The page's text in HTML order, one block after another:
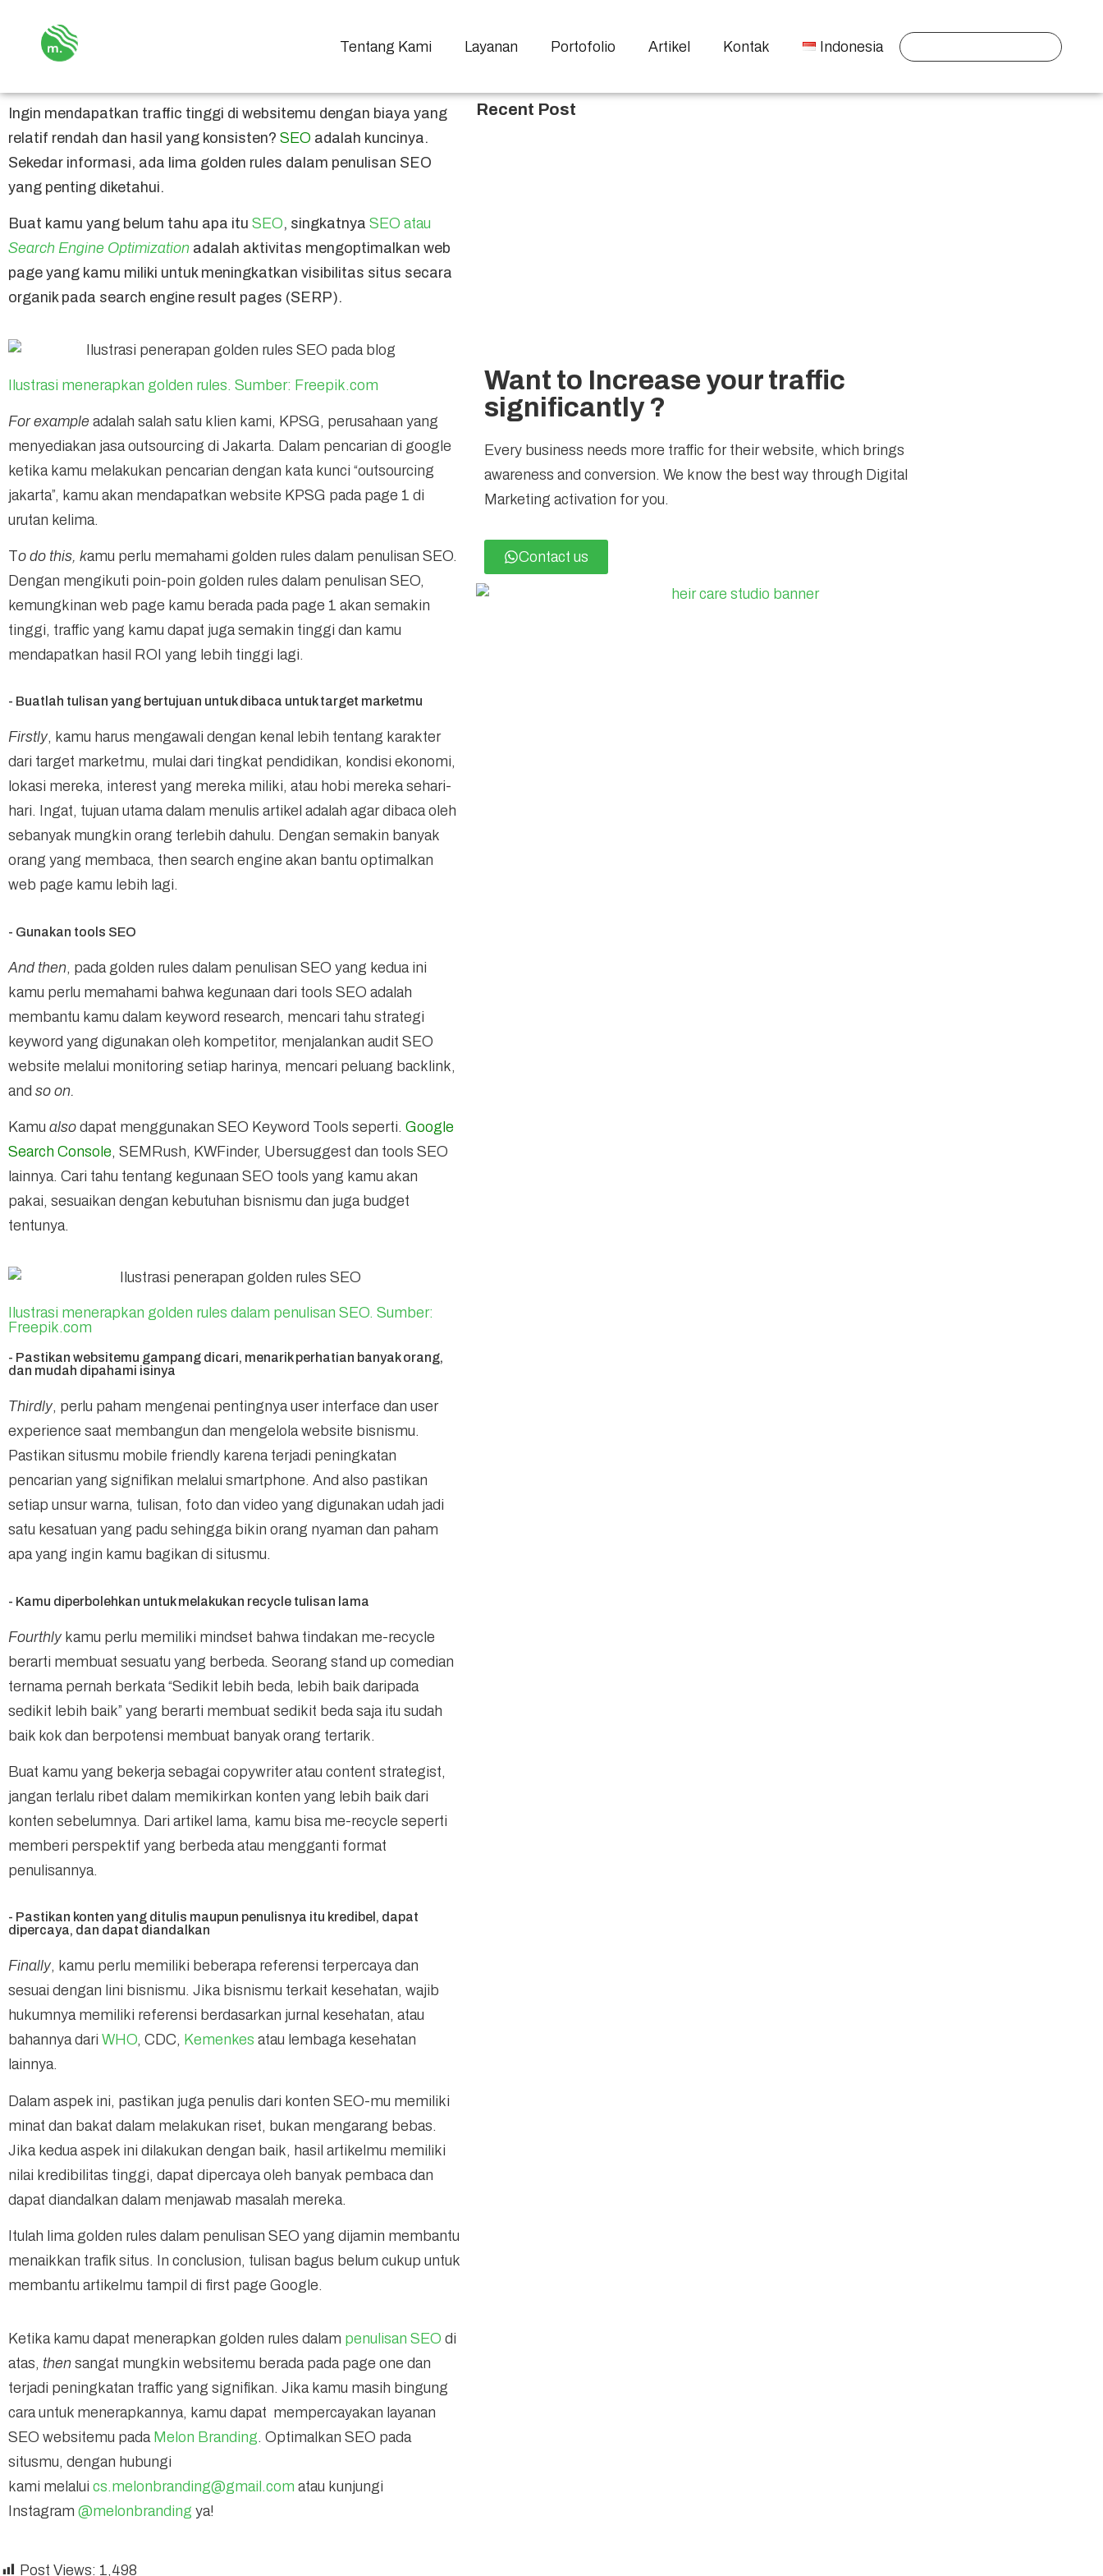
Tentang Kami Layanan Portofolio Artikel Kontak Indonesia
Ingin mendapatkan traffic tinggi di websitemu dengan biaya yang
relatif rendah dan hasil yang konsisten? SEO adalah kuncinya.
Sekedar informasi, ada lima golden rules dalam penulisan SEO
yang penting diketahui.
Buat kamu yang belum tahu apa itu SEO, singkatnya SEO atau
Search Engine Optimization adalah aktivitas mengoptimalkan web
page yang kamu miliki untuk meningkatkan visibilitas situs secara
organik pada search engine result pages (SERP).
Ilustrasi menerapkan golden rules. Sumber: Freepik.com
For example adalah salah satu klien kami, KPSG, perusahaan yang
menyediakan jasa outsourcing di Jakarta. Dalam pencarian di google
ketika kamu melakukan pencarian dengan kata kunci “outsourcing
jakarta”, kamu akan mendapatkan website KPSG pada page 1 di
urutan kelima.
To do this, kamu perlu memahami golden rules dalam penulisan SEO.
Dengan mengikuti poin-poin golden rules dalam penulisan SEO,
kemungkinan web page kamu berada pada page 1 akan semakin
tinggi, traffic yang kamu dapat juga semakin tinggi dan kamu
mendapatkan hasil ROI yang lebih tinggi lagi.
- Buatlah tulisan yang bertujuan untuk dibaca untuk target marketmu
Firstly, kamu harus mengawali dengan kenal lebih tentang karakter
dari target marketmu, mulai dari tingkat pendidikan, kondisi ekonomi,
lokasi mereka, interest yang mereka miliki, atau hobi mereka sehari-
hari. Ingat, tujuan utama dalam menulis artikel adalah agar dibaca oleh
sebanyak mungkin orang terlebih dahulu. Dengan semakin banyak
orang yang membaca, then search engine akan bantu optimalkan
web page kamu lebih lagi.
- Gunakan tools SEO
And then, pada golden rules dalam penulisan SEO yang kedua ini
kamu perlu memahami bahwa kegunaan dari tools SEO adalah
membantu kamu dalam keyword research, mencari tahu strategi
keyword yang digunakan oleh kompetitor, menjalankan audit SEO
website melalui monitoring setiap harinya, mencari peluang backlink,
and so on.
Kamu also dapat menggunakan SEO Keyword Tools seperti. Google
Search Console, SEMRush, KWFinder, Ubersuggest dan tools SEO
lainnya. Cari tahu tentang kegunaan SEO tools yang kamu akan
pakai, sesuaikan dengan kebutuhan bisnismu dan juga budget
tentunya.
Ilustrasi menerapkan golden rules dalam penulisan SEO. Sumber:
Freepik.com
- Pastikan websitemu gampang dicari, menarik perhatian banyak orang,
dan mudah dipahami isinya
Thirdly, perlu paham mengenai pentingnya user interface dan user
experience saat membangun dan mengelola website bisnismu.
Pastikan situsmu mobile friendly karena terjadi peningkatan
pencarian yang signifikan melalui smartphone. And also pastikan
setiap unsur warna, tulisan, foto dan video yang digunakan udah jadi
satu kesatuan yang padu sehingga bikin orang nyaman dan paham
apa yang ingin kamu bagikan di situsmu.
- Kamu diperbolehkan untuk melakukan recycle tulisan lama
Fourthly kamu perlu memiliki mindset bahwa tindakan me-recycle
berarti membuat sesuatu yang berbeda. Seorang stand up comedian
ternama pernah berkata “Sedikit lebih beda, lebih baik daripada
sedikit lebih baik” yang berarti membuat sedikit beda saja itu sudah
baik kok dan berpotensi membuat banyak orang tertarik.
Buat kamu yang bekerja sebagai copywriter atau content strategist,
jangan terlalu ribet dalam memikirkan konten yang lebih baik dari
konten sebelumnya. Dari artikel lama, kamu bisa me-recycle seperti
memberi perspektif yang berbeda atau mengganti format
penulisannya.
- Pastikan konten yang ditulis maupun penulisnya itu kredibel, dapat
dipercaya, dan dapat diandalkan
Finally, kamu perlu memiliki beberapa referensi terpercaya dan
sesuai dengan lini bisnismu. Jika bisnismu terkait kesehatan, wajib
hukumnya memiliki referensi berdasarkan jurnal kesehatan, atau
bahannya dari WHO, CDC, Kemenkes atau lembaga kesehatan
lainnya.
Dalam aspek ini, pastikan juga penulis dari konten SEO-mu memiliki
minat dan bakat dalam melakukan riset, bukan mengarang bebas.
Jika kedua aspek ini dilakukan dengan baik, hasil artikelmu memiliki
nilai kredibilitas tinggi, dapat dipercaya oleh banyak pembaca dan
dapat diandalkan dalam menjawab masalah mereka.
Itulah lima golden rules dalam penulisan SEO yang dijamin membantu
menaikkan trafik situs. In conclusion, tulisan bagus belum cukup untuk
membantu artikelmu tampil di first page Google.
Ketika kamu dapat menerapkan golden rules dalam penulisan SEO di
atas, then sangat mungkin websitemu berada pada page one dan
terjadi peningkatan traffic yang signifikan. Jika kamu masih bingung
cara untuk menerapkannya, kamu dapat mempercayakan layanan
SEO websitemu pada Melon Branding. Optimalkan SEO pada
situsmu, dengan hubungi
kami melalui cs.melonbranding@gmail.com atau kunjungi
Instagram @melonbranding ya!
Recent Post
Want to Increase your traffic
significantly ?
Every business needs more traffic for their website, which brings
awareness and conversion. We know the best way through Digital
Marketing activation for you.
Contact us
Post Views: 1,498